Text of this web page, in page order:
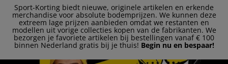
Sport-Korting biedt nieuwe, originele artikelen en erkende
merchandise voor absolute bodemprijzen. We kunnen deze
extreem lage prijzen aanbieden omdat we restanten en
modellen uit vorige collecties kopen van de fabrikanten. We
bezorgen je favoriete artikelen bij bestellingen vanaf € 100
binnen Nederland gratis bij je thuis! Begin nu en bespaar!